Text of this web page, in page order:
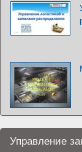
Управление